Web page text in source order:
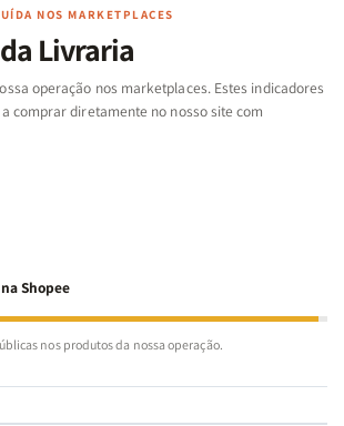
da
de
NOS MARKETPLACES
Livraria
operação nos marketplaces. Estes indicadores
comprar diretamente no nosso site com
Shopee
nos produtos da nossa operação.